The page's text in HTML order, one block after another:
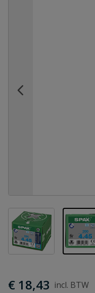
View larger
€ 18,43